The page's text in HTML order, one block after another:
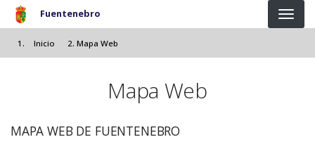
Pasar al contenido principal
Fuentenebro
Inicio Mapa Web
Mapa Web
MAPA WEB DE FUENTENEBRO